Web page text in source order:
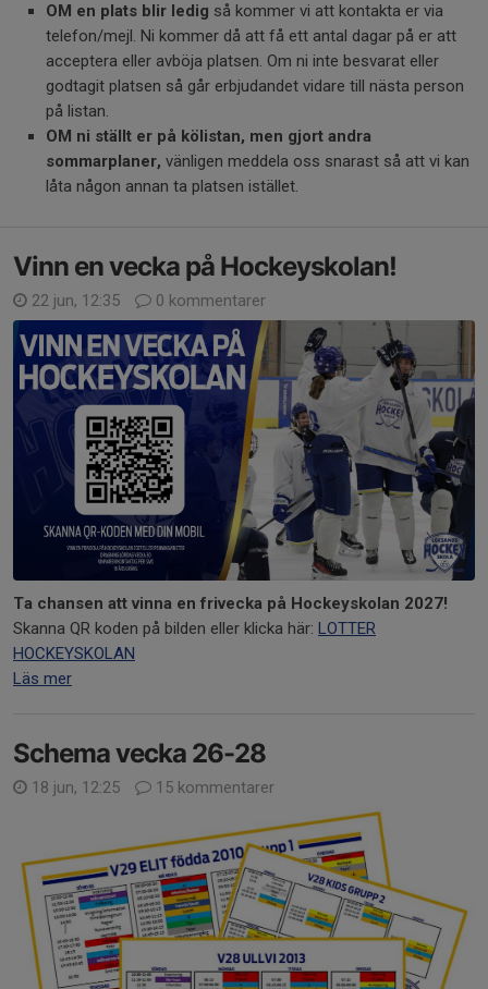
OM en plats blir ledig så kommer vi att kontakta er via
telefon/mejl. Ni kommer då att få ett antal dagar på er att
acceptera eller avböja platsen. Om ni inte besvarat eller
godtagit platsen så går erbjudandet vidare till nästa person
på listan.
OM ni ställt er på kölistan, men gjort andra
sommarplaner, vänligen meddela oss snarast så att vi kan
låta någon annan ta platsen istället.
Vinn en vecka på Hockeyskolan!
22 jun, 12:35 0 kommentarer
Ta chansen att vinna en frivecka på Hockeyskolan 2027!
Skanna QR koden på bilden eller klicka här: LOTTER
HOCKEYSKOLAN
Läs mer
Schema vecka 26-28
18 jun, 12:25 15 kommentarer